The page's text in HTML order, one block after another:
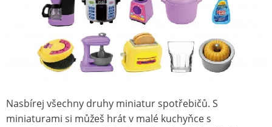
Nasbírej všechny druhy miniatur spotřebičů. S
miniaturami si můžeš hrát v malé kuchyňce s